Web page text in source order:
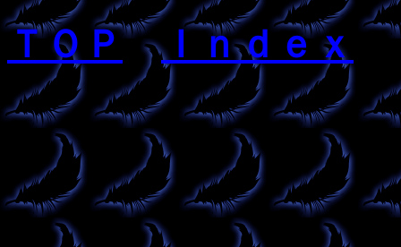
ＴＯＰ Ｉｎｄｅｘ